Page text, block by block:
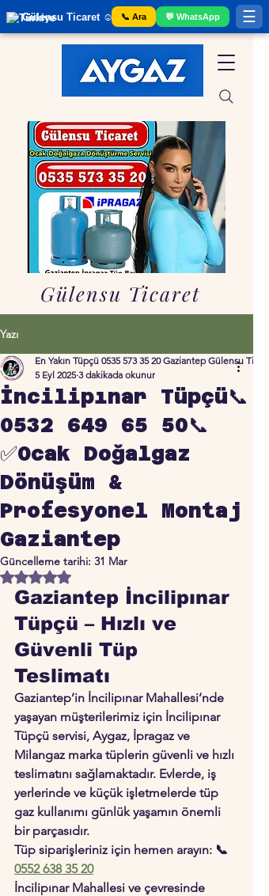
Gülensu Ticaret ☺️ Gaziantep Tüp Bayii
📞 Ara 💬 WhatsApp ☰
Gülensu Ticaret
Yazı
İncilipınar Tüpçü📞
0532 649 65 50📞
✅Ocak Doğalgaz
Dönüşüm &
Profesyonel Montaj
Gaziantep
En Yakın Tüpçü 0535 573 35 20 Gaziantep Gülensu Ticaret
5 Eyl 2025 3 dakikada okunur
Güncelleme tarihi: 31 Mar
5 üzerinden NaN yıldız
Gaziantep İncilipınar
Tüpçü – Hızlı ve
Güvenli Tüp
Teslimatı
Gaziantep’in İncilipınar Mahallesi’nde
yaşayan müşterilerimiz için İncilipınar
Tüpçü servisi, Aygaz, İpragaz ve
Milangaz marka tüplerin güvenli ve hızlı
teslimatını sağlamaktadır. Evlerde, iş
yerlerinde ve küçük işletmelerde tüp
gaz kullanımı günlük yaşamın önemli
bir parçasıdır.
Tüp siparişleriniz için hemen arayın: 📞
0552 638 35 20
İncilipınar Mahallesi ve çevresinde